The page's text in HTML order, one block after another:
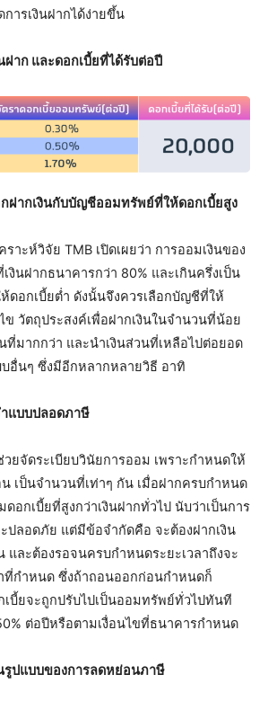
ารเงินฝากได้ง่ายขึ้น
ฝาก และดอกเบี้ยที่ได้รับต่อปี
ฝากเงินกับบัญชีออมทรัพย์ที่ให้ดอกเบี้ยสูง
าะห์วิจัย TMB เปิดเผยว่า การออมเงินของ
งินฝากธนาคารกว่า 80% และเกินครึ่งเป็น
ดอกเบี้ยต่ำ ดังนั้นจึงควรเลือกบัญชีที่ให้
ข วัตถุประสงค์เพื่อฝากเงินในจำนวนที่น้อย
ที่มากกว่า และนำเงินส่วนที่เหลือไปต่อยอด
อื่นๆ ซึ่งมีอีกหลากหลายวิธี อาทิ
แบบปลอดภาษี
วยจัดระเบียบวินัยการออม เพราะกำหนดให้
น เป็นจำนวนที่เท่าๆ กัน เมื่อฝากครบกำหนด
ดอกเบี้ยที่สูงกว่าเงินฝากทั่วไป นับว่าเป็นการ
ปลอดภัย แต่มีข้อจำกัดคือ จะต้องฝากเงิน
ละต้องรอจนครบกำหนดระยะเวลาถึงจะ
ที่กำหนด ซึ่งถ้าถอนออกก่อนกำหนดก็
เบี้ยจะถูกปรับไปเป็นออมทรัพย์ทั่วไปทันที
ต่อปีหรือตามเงื่อนไขที่ธนาคารกำหนด
ปแบบของการลดหย่อนภาษี